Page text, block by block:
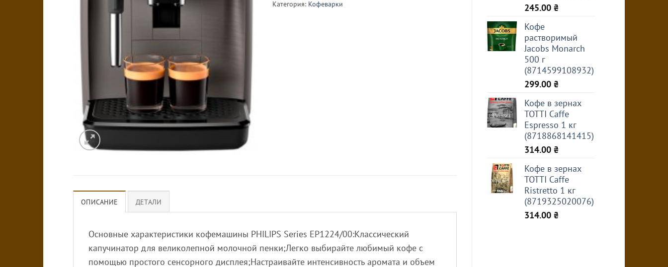
245.00 ₴
Кофе
растворимый
Jacobs Monarch
500 г
(8714599108932)
299.00 ₴
Кофе в зернах
TOTTI Caffe
Espresso 1 кг
(8718868141415)
314.00 ₴
Кофе в зернах
TOTTI Caffe
Ristretto 1 кг
(8719325020076)
314.00 ₴
Категория: Кофеварки
ОПИСАНИЕ ДЕТАЛИ
Основные характеристики кофемашины PHILIPS Series EP1224/00:Классический
капучинатор для великолепной молочной пенки;Легко выбирайте любимый кофе с
помощью простого сенсорного дисплея;Настраивайте интенсивность аромата и объем